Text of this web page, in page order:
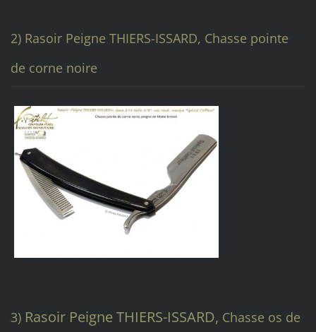
2)Rasoir Peigne THIERS-ISSARD, Chasse pointe
de corne noire
3)Rasoir Peigne THIERS-ISSARD, Chasse os de